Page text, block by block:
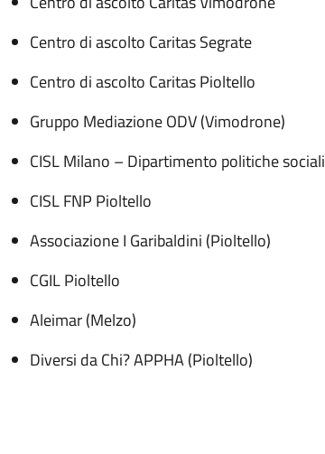
Centro di ascolto Caritas Segrate
Centro di ascolto Caritas Pioltello
Gruppo Mediazione ODV (Vimodrone)
CISL Milano – Dipartimento politiche sociali
CISL FNP Pioltello
Associazione I Garibaldini (Pioltello)
CGIL Pioltello
Aleimar (Melzo)
Diversi da Chi? APPHA (Pioltello)